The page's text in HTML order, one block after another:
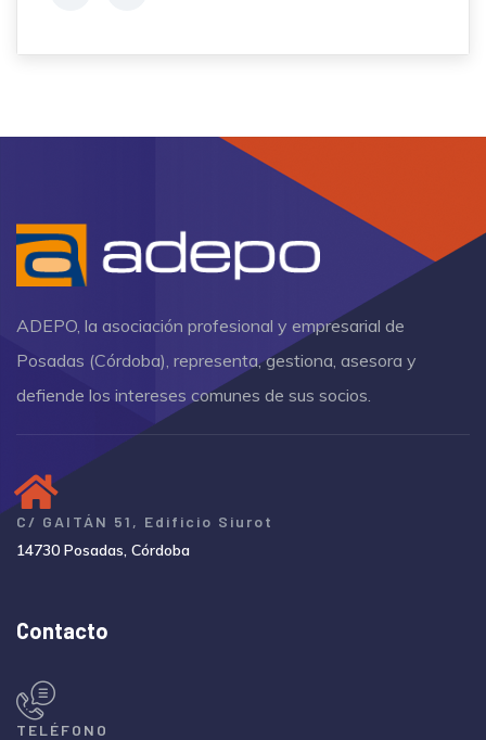
ADEPO, la asociación profesional y empresarial de
Posadas (Córdoba), representa, gestiona, asesora y
defiende los intereses comunes de sus socios.
C/ GAITÁN 51, Edificio Siurot
14730 Posadas, Córdoba
Contacto
TELÉFONO